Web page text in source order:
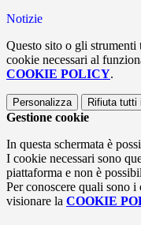
Notizie
Questo sito o gli
cookie necessari al
COOKIE POLICY.
Personalizza Rifiuta tutti
Gestione cookie
In questa schermata è
I cookie necessari sono
piattaforma e non è
Per conoscere quali sono
visionare la COOKIE